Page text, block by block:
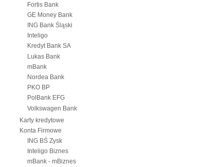
Fortis Bank
GE Money Bank
ING Bank Śląski
Inteligo
Kredyt Bank SA
Lukas Bank
mBank
Nordea Bank
PKO BP
PolBank EFG
Volkswagen Bank
Karty kredytowe
Konta Firmowe
ING BŚ Zysk
Inteligo Biznes
mBank - mBiznes